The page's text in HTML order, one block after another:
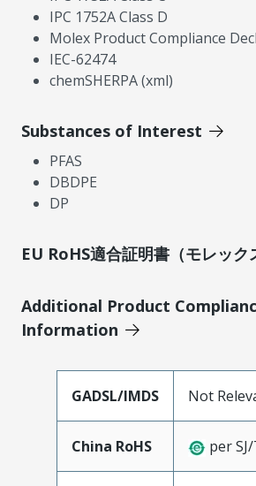
IPC 1752A Class D
Molex Product Compliance
IEC-62474
chemSHERPA (xml)
Substances of Interest
PFAS
DBDPE
DP
EU RoHS適合証明書（モレック
Additional Product
Information
GADSL/IMDS Not
China RoHS per